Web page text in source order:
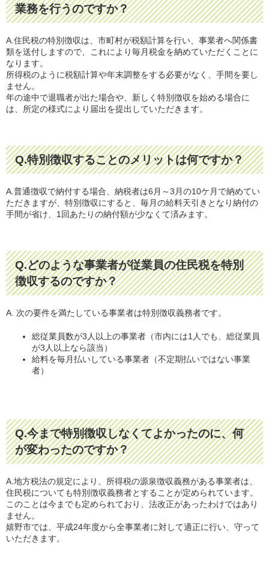
業務を行うのですか？
A.住民税の特別徴収は、市町村が税額計算を行い、事業者へ関係書
類を送付しますので、これにより毎月税金を納めていただくことに
なります。
所得税のように税額計算や年末調整をする必要がなく、手間を要し
ません。
年の途中で退職者が出た場合や、新しく特別徴収を始める場合に
は、所定の様式により届出を提出していただきます。
Q.特別徴収することのメリットは何ですか？
A.普通徴収で納付する場合、納税者は6月～3月の10ケ月で納めてい
ただきますが、特別徴収にすると、毎月の給料天引きとなり納付の
手間が省け、1回あたりの納付額が少なくて済みます。
Q.どのような事業者が従業員の住民税を特別
徴収するのですか？
A. 次の要件を満たしている事業者は特別徴収義務者です。
総従業員数が3人以上の事業者（市内には1人でも、総従業員
が3人以上なら該当）
給料を毎月払いしている事業者（不定期払いではない事業
者）
Q.今まで特別徴収しなくてよかったのに、何
が変わったのですか？
A.地方税法の規定により、所得税の源泉徴収義務がある事業者は、
住民税についても特別徴収義務者とすることが定められています。
このことは今までも定められており、法改正があったわけではあり
ません。
嬉野市では、平成24年度から全事業者に対して適正に行い、守って
いただきます。